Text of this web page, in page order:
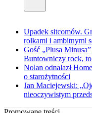
Upadek sitcomów.
rolkami i ambitnymi
Gość „Plusa
Buntowniczy rock,
Nolan odnalazł
o starożytności
Jan Maciejewski:
nieoczywistym